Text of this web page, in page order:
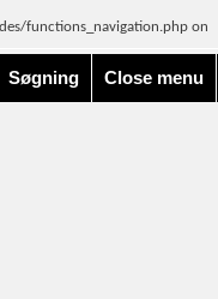
functions_navigation.php on
Actions
Søgning Close menu